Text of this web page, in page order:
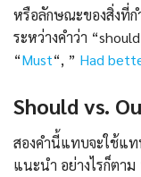
หรือลักษณะของสิ่งที่ก
ระหว่างคำว่า
“Must“, ” Had
Should vs.
สองคำนี้แทบจะใช้แ
แนะนำ อย่างไรก็ตา